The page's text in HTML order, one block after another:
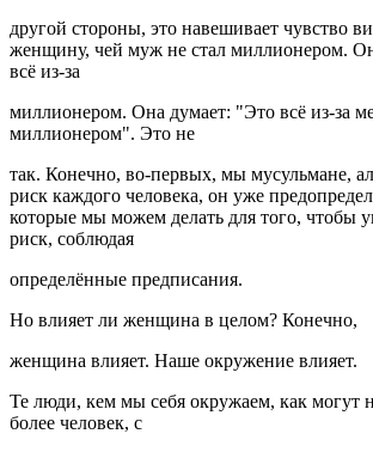
другой стороны, это навешивает чувство
женщину, чей муж не стал миллионером.
всё из-за
миллионером. Она думает: "Это всё из-за
миллионером". Это не
так. Конечно, во-первых, мы мусульмане,
риск каждого человека, он уже
которые мы можем делать для того, чтобы
риск, соблюдая
определённые предписания.
Но влияет ли женщина в целом? Конечно,
женщина влияет. Наше окружение влияет.
Те люди, кем мы себя окружаем, как могут
более человек, с